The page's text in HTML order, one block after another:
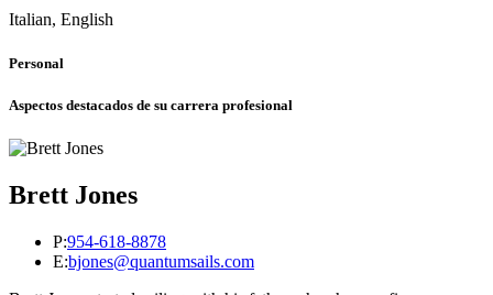
Italian, English
Personal
Aspectos destacados de su carrera profesional
Brett Jones
P:954-618-8878
E:bjones@quantumsails.com